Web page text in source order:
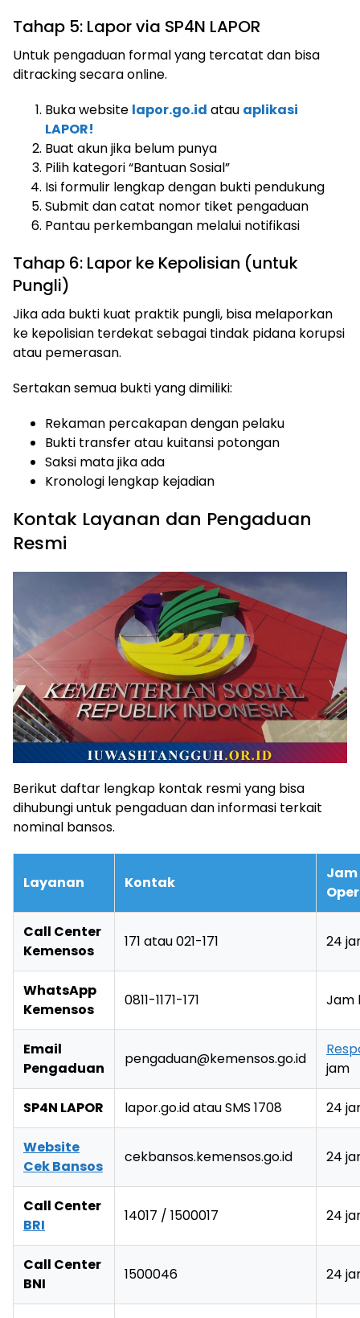
Tahap 5: Lapor via SP4N LAPOR
Untuk pengaduan formal yang tercatat dan bisa
ditracking secara online.
Buka website lapor.go.id atau aplikasi
LAPOR!
Buat akun jika belum punya
Pilih kategori “Bantuan Sosial”
Isi formulir lengkap dengan bukti pendukung
Submit dan catat nomor tiket pengaduan
Pantau perkembangan melalui notifikasi
Tahap 6: Lapor ke Kepolisian (untuk
Pungli)
Jika ada bukti kuat praktik pungli, bisa melaporkan
ke kepolisian terdekat sebagai tindak pidana korupsi
atau pemerasan.
Sertakan semua bukti yang dimiliki:
Rekaman percakapan dengan pelaku
Bukti transfer atau kuitansi potongan
Saksi mata jika ada
Kronologi lengkap kejadian
Kontak Layanan dan Pengaduan
Resmi
Berikut daftar lengkap kontak resmi yang bisa
dihubungi untuk pengaduan dan informasi terkait
nominal bansos.
Layanan Kontak
Jam
Call Center
Kemensos
171 atau 021-171 24
WhatsApp
Kemensos
0811-1171-171 Jam
Email
Pengaduan
pengaduan@kemensos.go.id
jam
SP4N LAPOR lapor.go.id atau SMS 1708 24
Website
Cek Bansos
cekbansos.kemensos.go.id 24
Call Center
BRI
14017 / 1500017 24
Call Center
BNI
1500046 24